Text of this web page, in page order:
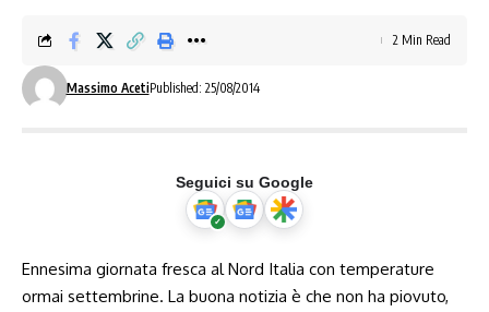
Massimo AcetiPublished: 25/08/2014
2 Min Read
Seguici su Google
Ennesima giornata fresca al Nord Italia con temperature
ormai settembrine. La buona notizia è che non ha piovuto,